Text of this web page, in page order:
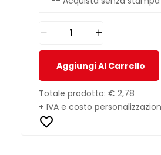
Aggiungi Al Carrello
Totale prodotto: € 2,78
+ IVA e costo